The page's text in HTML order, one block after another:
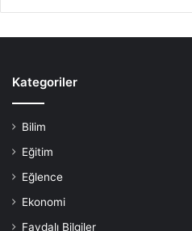
Kategoriler
Bilim
Eğitim
Eğlence
Ekonomi
Faydalı Bilgiler